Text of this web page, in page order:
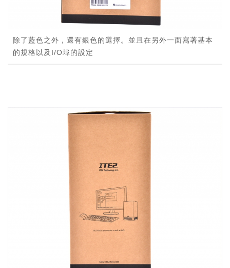
除了藍色之外，還有銀色的選擇。並且在另外一面寫著基本
的規格以及I/O埠的設定